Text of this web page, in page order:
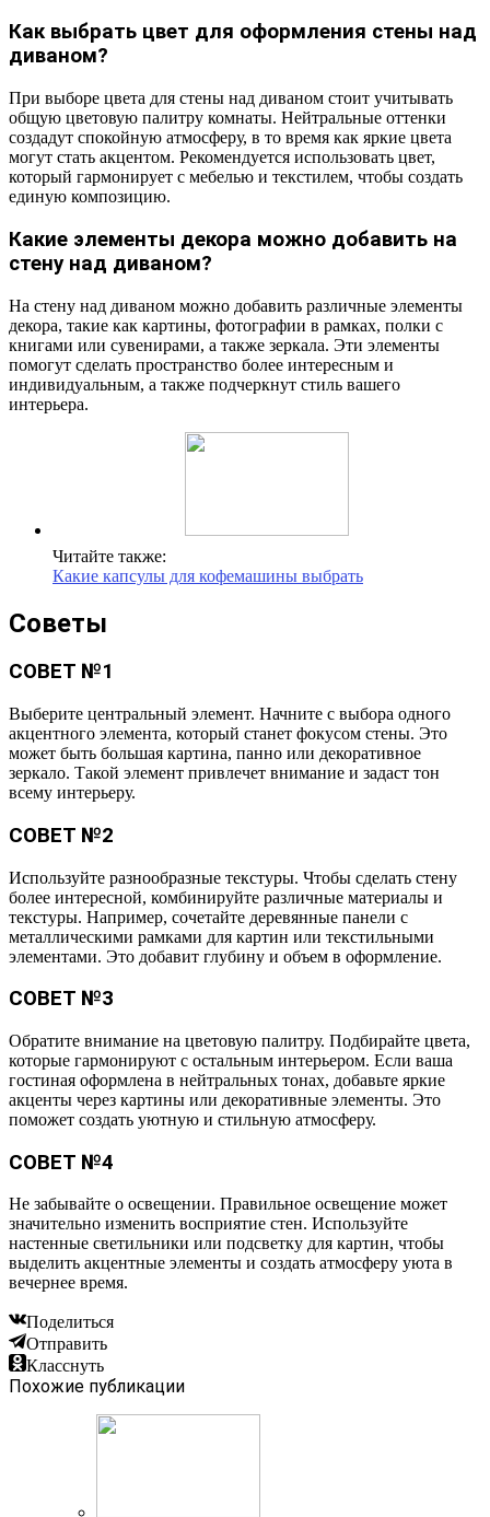
Как выбрать цвет для оформления стены над
диваном?
При выборе цвета для стены над диваном стоит учитывать
общую цветовую палитру комнаты. Нейтральные оттенки
создадут спокойную атмосферу, в то время как яркие цвета
могут стать акцентом. Рекомендуется использовать цвет,
который гармонирует с мебелью и текстилем, чтобы создать
единую композицию.
Какие элементы декора можно добавить на
стену над диваном?
На стену над диваном можно добавить различные элементы
декора, такие как картины, фотографии в рамках, полки с
книгами или сувенирами, а также зеркала. Эти элементы
помогут сделать пространство более интересным и
индивидуальным, а также подчеркнут стиль вашего
интерьера.
Читайте также:
Какие капсулы для кофемашины выбрать
Советы
СОВЕТ №1
Выберите центральный элемент. Начните с выбора одного
акцентного элемента, который станет фокусом стены. Это
может быть большая картина, панно или декоративное
зеркало. Такой элемент привлечет внимание и задаст тон
всему интерьеру.
СОВЕТ №2
Используйте разнообразные текстуры. Чтобы сделать стену
более интересной, комбинируйте различные материалы и
текстуры. Например, сочетайте деревянные панели с
металлическими рамками для картин или текстильными
элементами. Это добавит глубину и объем в оформление.
СОВЕТ №3
Обратите внимание на цветовую палитру. Подбирайте цвета,
которые гармонируют с остальным интерьером. Если ваша
гостиная оформлена в нейтральных тонах, добавьте яркие
акценты через картины или декоративные элементы. Это
поможет создать уютную и стильную атмосферу.
СОВЕТ №4
Не забывайте о освещении. Правильное освещение может
значительно изменить восприятие стен. Используйте
настенные светильники или подсветку для картин, чтобы
выделить акцентные элементы и создать атмосферу уюта в
вечернее время.
Поделиться
Отправить
Класснуть
Похожие публикации